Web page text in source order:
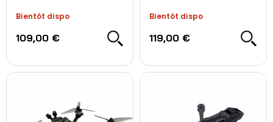
Bientôt dispo
109,00 €
Bientôt dispo
119,00 €